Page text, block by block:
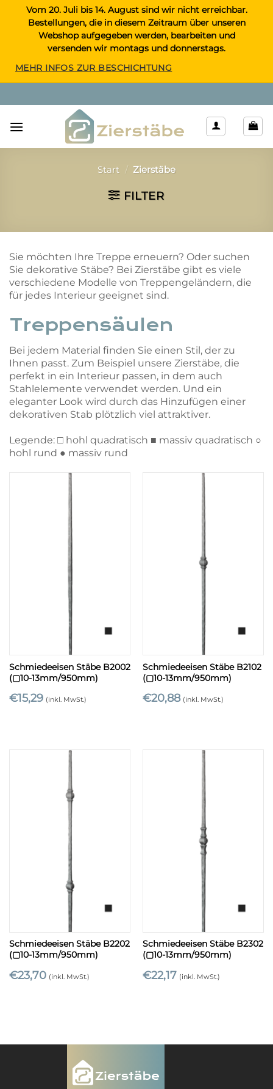
Inhalt
springen
Vom 20. Juli bis 14. August sind wir nicht erreichbar.
Bestellungen, die in diesem Zeitraum über unseren
Webshop aufgegeben werden, bearbeiten und
versenden wir montags und donnerstags.
MEHR INFOS ZUR BESCHICHTUNG
Start / Zierstäbe
FILTER
Sie möchten Ihre Treppe erneuern? Oder suchen
Sie dekorative Stäbe? Bei Zierstäbe gibt es viele
verschiedene Modelle von Treppengeländern, die
für jedes Interieur geeignet sind.
Treppensäulen
Bei jedem Material finden Sie einen Stil, der zu
Ihnen passt. Zum Beispiel unsere Zierstäbe, die
perfekt in ein Interieur passen, in dem auch
Stahlelemente verwendet werden. Und ein
eleganter Look wird durch das Hinzufügen einer
dekorativen Stab plötzlich viel attraktiver.
Legende: □ hohl quadratisch ■ massiv quadratisch ○
hohl rund ● massiv rund
Schmiedeeisen Stäbe B2002
(▢10-13mm/950mm)
€15,29 (inkl. MwSt.)
Schmiedeeisen Stäbe B2102
(▢10-13mm/950mm)
€20,88 (inkl. MwSt.)
Schmiedeeisen Stäbe B2202
(▢10-13mm/950mm)
€23,70 (inkl. MwSt.)
Schmiedeeisen Stäbe B2302
(▢10-13mm/950mm)
€22,17 (inkl. MwSt.)